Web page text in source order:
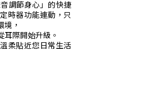
調節身心」的快捷
時器功能連動，只
，
際開始升級。
柔貼近您日常生活